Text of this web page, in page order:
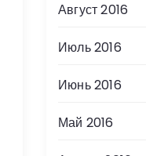
Август 2016
Июль 2016
Июнь 2016
Май 2016